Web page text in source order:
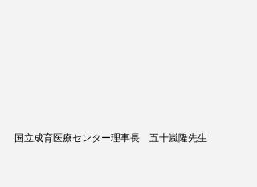
国立成育医療センター理事長　五十嵐隆先生